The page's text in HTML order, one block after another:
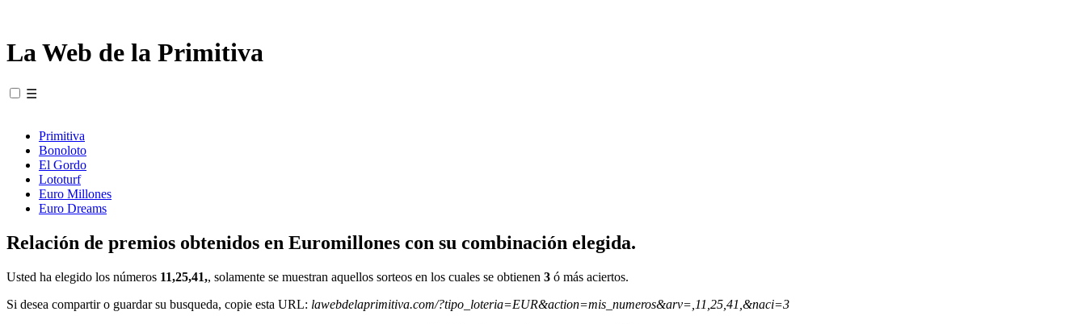
La Web de la Primitiva
☰
Primitiva
Bonoloto
El Gordo
Lototurf
Euro Millones
Euro Dreams
Relación de premios obtenidos en Euromillones con su combinación elegida.
Usted ha elegido los números 11,25,41,, solamente se muestran aquellos sorteos en los cuales se obtienen 3 ó más aciertos.
Si desea compartir o guardar su busqueda, copie esta URL: lawebdelaprimitiva.com/?tipo_loteria=EUR&action=mis_numeros&arv=,11,25,41,&naci=3